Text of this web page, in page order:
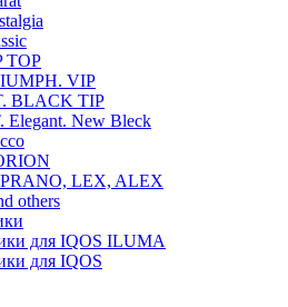
TOP
VIP
BLACK TIP
Elegant. New Bleck
LEX, ALEX
others
для IQOS ILUMA
для IQOS